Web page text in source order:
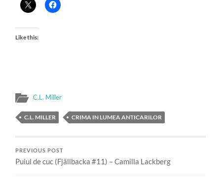
Like this:
C.L. Miller
C.L. MILLER CRIMA IN LUMEA ANTICARILOR
PREVIOUS POST
Puiul de cuc (Fjällbacka #11) – Camilla Lackberg